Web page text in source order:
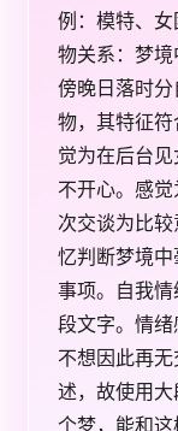
例：模特、
物关系：梦
傍晚日落时
物，其特征
觉为在后台
不开心。感
次交谈为比
忆判断梦境
事项。自我
段文字。情绪
不想因此再
述，故使用
个梦，能和